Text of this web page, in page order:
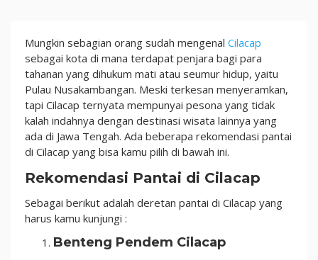
6
Pantai
di
Cilacap
dengan
Pemandangan
View
Ciamik
Mungkin sebagian orang sudah mengenal Cilacap
sebagai kota di mana terdapat penjara bagi para
tahanan yang dihukum mati atau seumur hidup, yaitu
Pulau Nusakambangan. Meski terkesan menyeramkan,
tapi Cilacap ternyata mempunyai pesona yang tidak
kalah indahnya dengan destinasi wisata lainnya yang
ada di Jawa Tengah. Ada beberapa rekomendasi pantai
di Cilacap yang bisa kamu pilih di bawah ini.
Rekomendasi Pantai di Cilacap
Sebagai berikut adalah deretan pantai di Cilacap yang
harus kamu kunjungi :
Benteng Pendem Cilacap